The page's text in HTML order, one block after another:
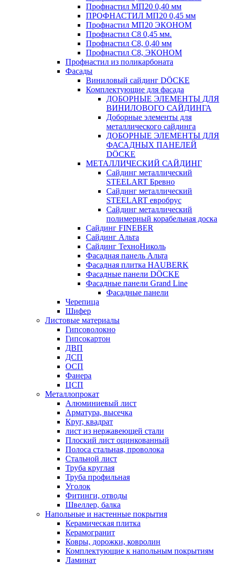
Профнастил МП20 0,40 мм
ПРОФНАСТИЛ МП20 0,45 мм
Профнастил МП20 ЭКОНОМ
Профнастил С8 0,45 мм.
Профнастил С8, 0,40 мм
Профнастил С8, ЭКОНОМ
Профнастил из поликарбоната
Фасады
Виниловый сайдинг DÖCKE
Комплектующие для фасада
ДОБОРНЫЕ ЭЛЕМЕНТЫ ДЛЯ
ВИНИЛОВОГО САЙДИНГА
Доборные элементы для
металлического сайдинга
ДОБОРНЫЕ ЭЛЕМЕНТЫ ДЛЯ
ФАСАДНЫХ ПАНЕЛЕЙ
DÖCKE
МЕТАЛЛИЧЕСКИЙ САЙДИНГ
Сайдинг металлический
STEELART Бревно
Сайдинг металлический
STEELART евробрус
Сайдинг металлический
полимерный корабельная доска
Сайдинг FINEBER
Сайдинг Альта
Сайдинг ТехноНиколь
Фасадная панель Альта
Фасадная плитка HAUBERK
Фасадные панели DÖCKE
Фасадные панели Grand Line
Фасадные панели
Черепица
Шифер
Листовые материалы
Гипсоволокно
Гипсокартон
ДВП
ДСП
ОСП
Фанера
ЦСП
Металлопрокат
Алюминиевый лист
Арматура, высечка
Круг, квадрат
лист из нержавеющей стали
Плоский лист оцинкованный
Полоса стальная, проволока
Стальной лист
Труба круглая
Труба профильная
Уголок
Фитинги, отводы
Швеллер, балка
Напольные и настенные покрытия
Керамическая плитка
Керамогранит
Ковры, дорожки, ковролин
Комплектующие к напольным покрытиям
Ламинат